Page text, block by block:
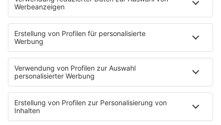
90er Kids mit Oli.P
YouTube
90s90s DE:CODED
Musik
News
HITstory
Was macht eigentlich?